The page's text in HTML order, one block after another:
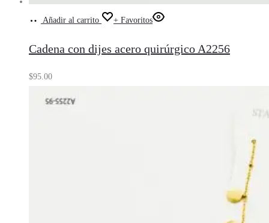
Añadir al carrito + Favoritos
Cadena con dijes acero quirúrgico A2256
$95.00